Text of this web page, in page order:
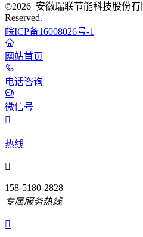
©2026 安徽瑞联节能科技股份
Reserved.
皖ICP备16008026号-1
网站首页
电话咨询
微信号

热线

158-5180-2828
专属服务热线
